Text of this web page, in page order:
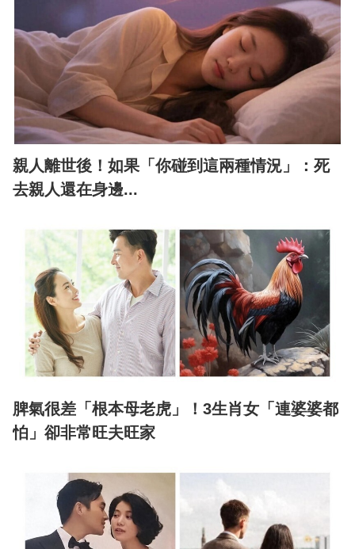
親人離世後！如果「你碰到這兩種情況」：死
去親人還在身邊...
脾氣很差「根本母老虎」！3生肖女「連婆婆都
怕」卻非常旺夫旺家